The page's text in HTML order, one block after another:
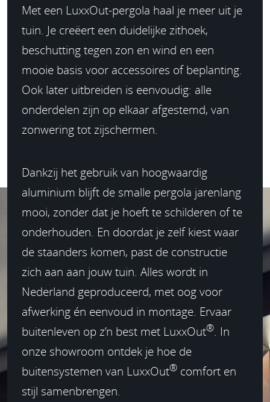
Met een LuxxOut-pergola haal je meer uit je
tuin. Je creëert een duidelijke zithoek,
beschutting tegen zon en wind en een
mooie basis voor accessoires of beplanting.
Ook later uitbreiden is eenvoudig: alle
onderdelen zijn op elkaar afgestemd, van
zonwering tot zijschermen.
Dankzij het gebruik van hoogwaardig
aluminium blijft de smalle pergola jarenlang
mooi, zonder dat je hoeft te schilderen of te
onderhouden. En doordat je zelf kiest waar
de staanders komen, past de constructie
zich aan aan jouw tuin. Alles wordt in
Nederland geproduceerd, met oog voor
afwerking én eenvoud in montage. Ervaar
buitenleven op z’n best met LuxxOut® . In
onze showroom ontdek je hoe de
buitensystemen van LuxxOut® comfort en
stijl samenbrengen.